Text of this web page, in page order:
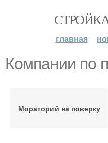
главная
Компании по
Мораторий на поверку